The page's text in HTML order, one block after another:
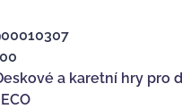
a karetní hry pro